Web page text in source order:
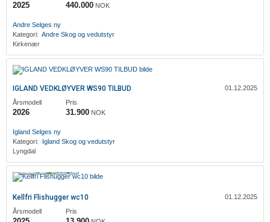
2025 440.000 NOK
‎Andre Selges ny
Kategori: ‎Andre Skog og vedutstyr
Kirkenær
IGLAND VEDKLØYVER WS90 TILBUD
01.12.2025
Årsmodell
2026
Pris
31.900 NOK
Igland Selges ny
Kategori: Igland Skog og vedutstyr
Lyngdal
Kellfri Flishugger wc10
01.12.2025
Årsmodell
Pris